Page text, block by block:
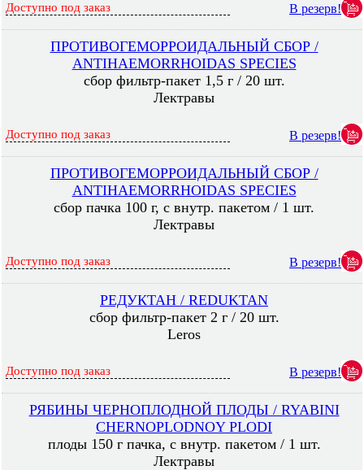
Доступно под заказ В резерв!
ПРОТИВОГЕМОРРОИДАЛЬНЫЙ СБОР /
ANTIHAEMORRHOIDAS SPECIES
сбор фильтр-пакет 1,5 г / 20 шт.
Лектравы
Доступно под заказ В резерв!
ПРОТИВОГЕМОРРОИДАЛЬНЫЙ СБОР /
ANTIHAEMORRHOIDAS SPECIES
сбор пачка 100 г, с внутр. пакетом / 1 шт.
Лектравы
Доступно под заказ В резерв!
РЕДУКТАН / REDUKTAN
сбор фильтр-пакет 2 г / 20 шт.
Leros
Доступно под заказ В резерв!
РЯБИНЫ ЧЕРНОПЛОДНОЙ ПЛОДЫ / RYABINI
CHERNOPLODNOY PLODI
плоды 150 г пачка, с внутр. пакетом / 1 шт.
Лектравы